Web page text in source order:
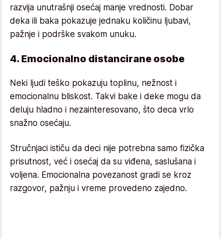
razvija unutrašnji osećaj manje vrednosti. Dobar
deka ili baka pokazuje jednaku količinu ljubavi,
pažnje i podrške svakom unuku.
4. Emocionalno distancirane osobe
Neki ljudi teško pokazuju toplinu, nežnost i
emocionalnu bliskost. Takvi bake i deke mogu da
deluju hladno i nezainteresovano, što deca vrlo
snažno osećaju.
Stručnjaci ističu da deci nije potrebna samo fizička
prisutnost, već i osećaj da su viđena, saslušana i
voljena. Emocionalna povezanost gradi se kroz
razgovor, pažnju i vreme provedeno zajedno.